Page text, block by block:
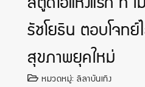
รัชโยธิน ตอบโจท
สุขภาพยุคใหม่
หมวดหมู่: ลีลาบันเทิง